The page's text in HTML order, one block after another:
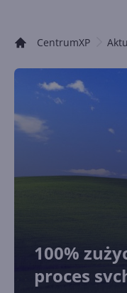
CentrumXP
100%
proces